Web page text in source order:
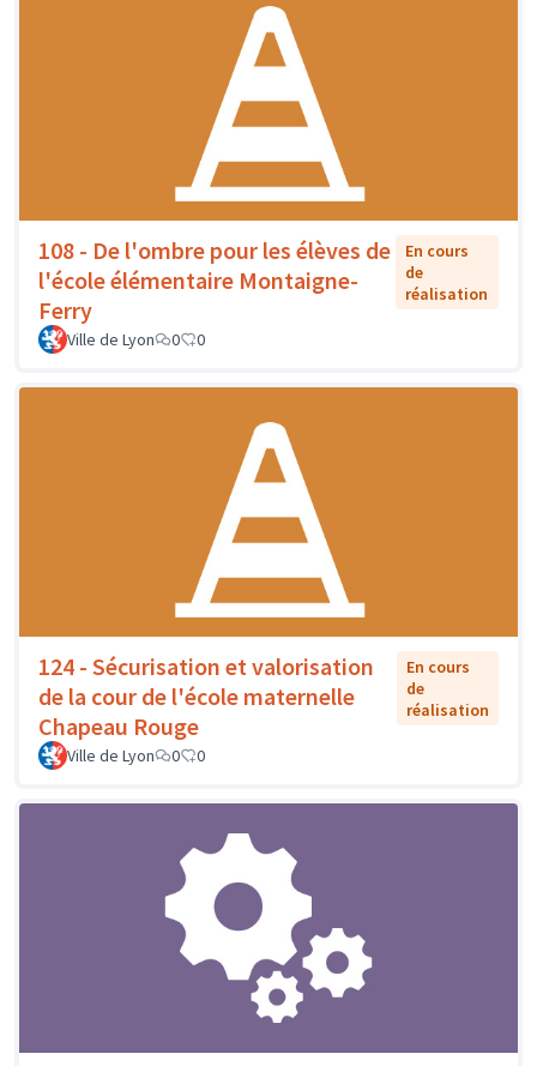
108 - De l'ombre pour les élèves de
l'école élémentaire Montaigne-
Ferry
En cours
de
réalisation
Ville de Lyon 0 0
124 - Sécurisation et valorisation
de la cour de l'école maternelle
Chapeau Rouge
En cours
de
réalisation
Ville de Lyon 0 0